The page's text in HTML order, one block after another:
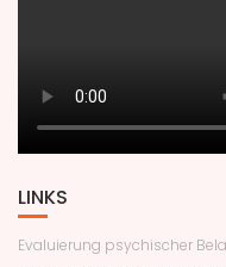
LINKS
Evaluierung psychischer